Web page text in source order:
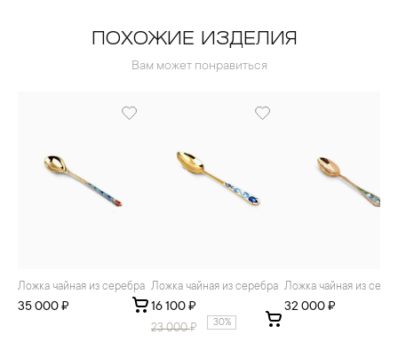
ПОХОЖИЕ ИЗДЕЛИЯ
Вам может понравиться
Ложка чайная из серебра
35 000 ₽
Ложка чайная из серебра
16 100 ₽
23 000₽ 30%
Ложка чайная из
32 000 ₽